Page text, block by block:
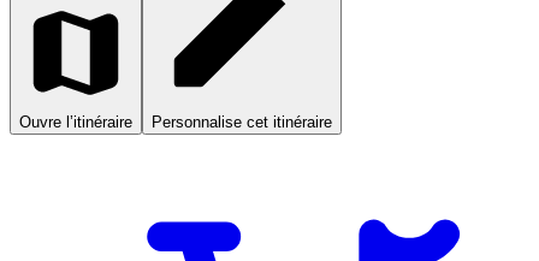
Ouvre l’itinéraire Personnalise cet itinéraire